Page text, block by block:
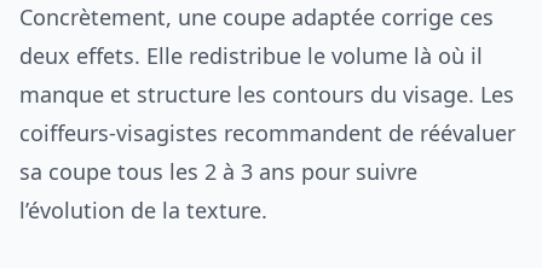
Concrètement, une coupe adaptée corrige ces
deux effets. Elle redistribue le volume là où il
manque et structure les contours du visage. Les
coiffeurs-visagistes recommandent de réévaluer
sa coupe tous les 2 à 3 ans pour suivre
l’évolution de la texture.